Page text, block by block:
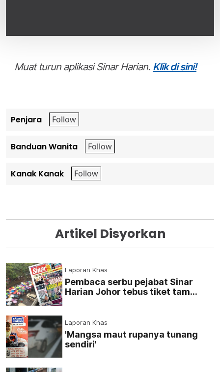
Muat turun aplikasi Sinar Harian. Klik di sini!
Penjara
Banduan Wanita
Kanak Kanak
Artikel Disyorkan
Laporan Khas
Pembaca serbu pejabat Sinar
Harian Johor tebus tiket taman
Laporan Khas
'Mangsa maut rupanya tunang
sendiri'